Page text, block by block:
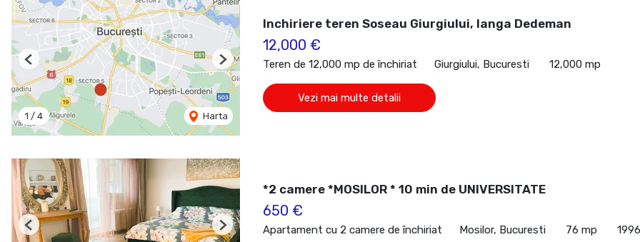
1 / 4 Harta
Previous Next
Inchiriere teren Soseau Giurgiului, langa Dedeman
12,000 €
Teren de 12,000 mp de închiriat Giurgiului, Bucuresti 12,000 mp
Vezi mai multe detalii
Previous Next
*2 camere *MOSILOR * 10 min de UNIVERSITATE
650 €
Apartament cu 2 camere de închiriat Mosilor, Bucuresti 76 mp 1996